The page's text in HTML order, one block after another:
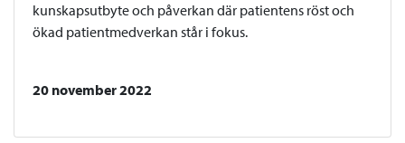
kunskapsutbyte och påverkan där patientens röst och
ökad patientmedverkan står i fokus.
20 november 2022